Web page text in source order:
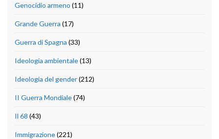
Genocidio armeno (11)
Grande Guerra (17)
Guerra di Spagna (33)
Ideologia ambientale(13)
Ideologia del gender(212)
II Guerra Mondiale(74)
Il 68 (43)
Immigrazione(221)